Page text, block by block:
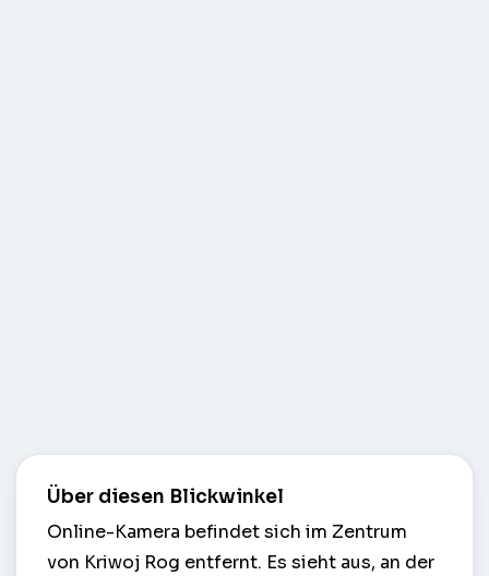
Über diesen Blickwinkel
Online-Kamera befindet sich im Zentrum
von Kriwoj Rog entfernt. Es sieht aus, an der